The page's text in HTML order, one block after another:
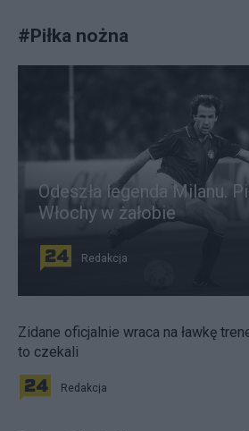
#Piłka nożna
Odeszła legenda Milanu.
Włochy w żałobie
Redakcja
Zidane oficjalnie wraca na ławkę
to czekali
Redakcja